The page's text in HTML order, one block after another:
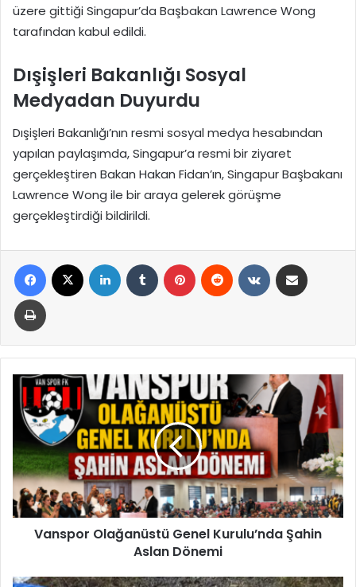
üzere gittiği Singapur’da Başbakan Lawrence Wong
tarafından kabul edildi.
Dışişleri Bakanlığı Sosyal
Medyadan Duyurdu
Dışişleri Bakanlığı’nın resmi sosyal medya hesabından
yapılan paylaşımda, Singapur’a resmi bir ziyaret
gerçekleştiren Bakan Hakan Fidan’ın, Singapur Başbakanı
Lawrence Wong ile bir araya gelerek görüşme
gerçekleştirdiği bildirildi.
Facebook LinkedIn Tumblr Pinterest Reddit VKontakte
Yazdır
Vanspor
Olağanüstü
Genel
Kurulu’nda
Şahin
Aslan
Dönemi
Vanspor Olağanüstü Genel Kurulu’nda Şahin
Aslan Dönemi
İstanbul’da